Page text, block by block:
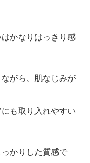
かなりはっきり感
がら、肌なじみが
も取り入れやすい
かりした質感で